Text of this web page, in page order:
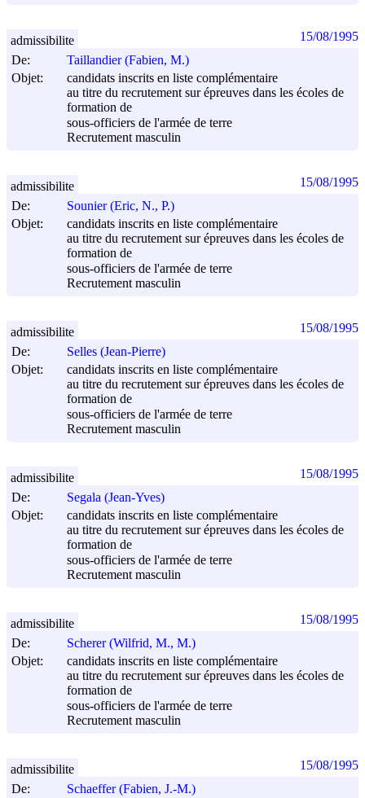
De:
Taillandier (Fabien, M.)
Objet:
candidats inscrits en liste complémentaire
au titre du recrutement sur épreuves dans les écoles de
formation de
sous-officiers de l'armée de terre
Recrutement masculin
admissibilite 15/08/1995
De:
Sounier (Eric, N., P.)
Objet:
candidats inscrits en liste complémentaire
au titre du recrutement sur épreuves dans les écoles de
formation de
sous-officiers de l'armée de terre
Recrutement masculin
admissibilite 15/08/1995
De:
Selles (Jean-Pierre)
Objet:
candidats inscrits en liste complémentaire
au titre du recrutement sur épreuves dans les écoles de
formation de
sous-officiers de l'armée de terre
Recrutement masculin
admissibilite 15/08/1995
De:
Segala (Jean-Yves)
Objet:
candidats inscrits en liste complémentaire
au titre du recrutement sur épreuves dans les écoles de
formation de
sous-officiers de l'armée de terre
Recrutement masculin
admissibilite 15/08/1995
De:
Scherer (Wilfrid, M., M.)
Objet:
candidats inscrits en liste complémentaire
au titre du recrutement sur épreuves dans les écoles de
formation de
sous-officiers de l'armée de terre
Recrutement masculin
admissibilite 15/08/1995
De:
Schaeffer (Fabien, J.-M.)
admissibilite 15/08/1995